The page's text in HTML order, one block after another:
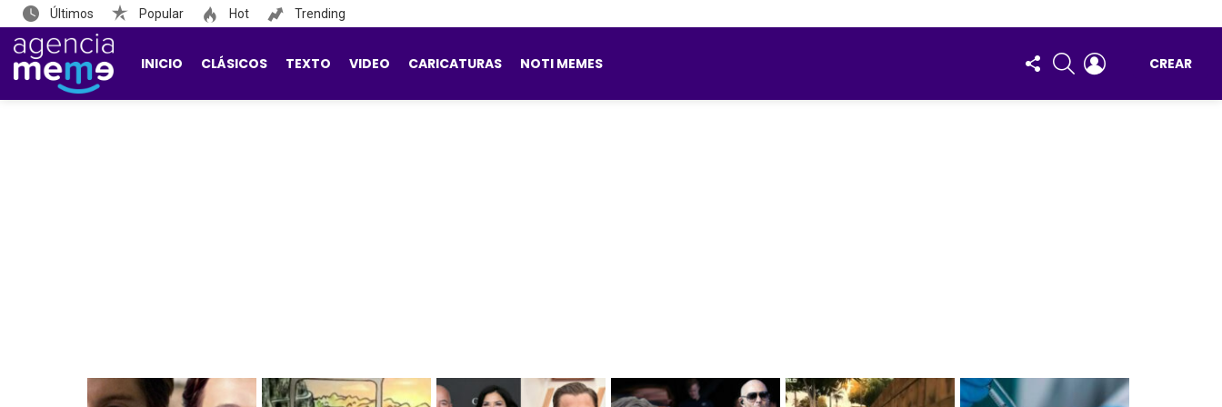
Últimos Popular Hot Trending
INICIO CLÁSICOS TEXTO VIDEO CARICATURAS NOTI MEMES
FOLLOW
US
BUSCAR
CREAR
STORIES